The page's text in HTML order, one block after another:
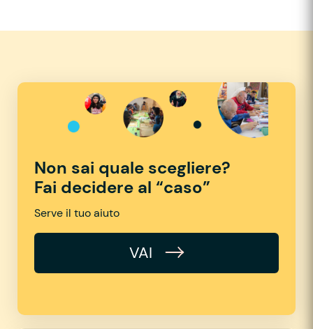
Non sai quale scegliere?
Fai decidere al “caso”
Serve il tuo aiuto
VAI